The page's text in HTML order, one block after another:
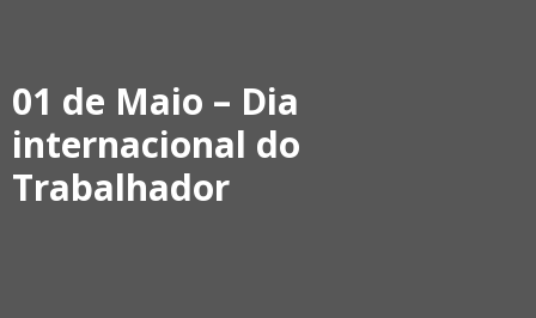
01 de Maio – Dia
internacional do
Trabalhador